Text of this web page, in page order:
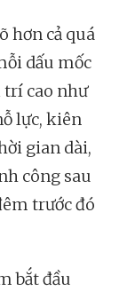
hơn cả quá
dấu mốc
trí cao như
lực, kiên
gian dài,
công sau
trước đó
bắt đầu